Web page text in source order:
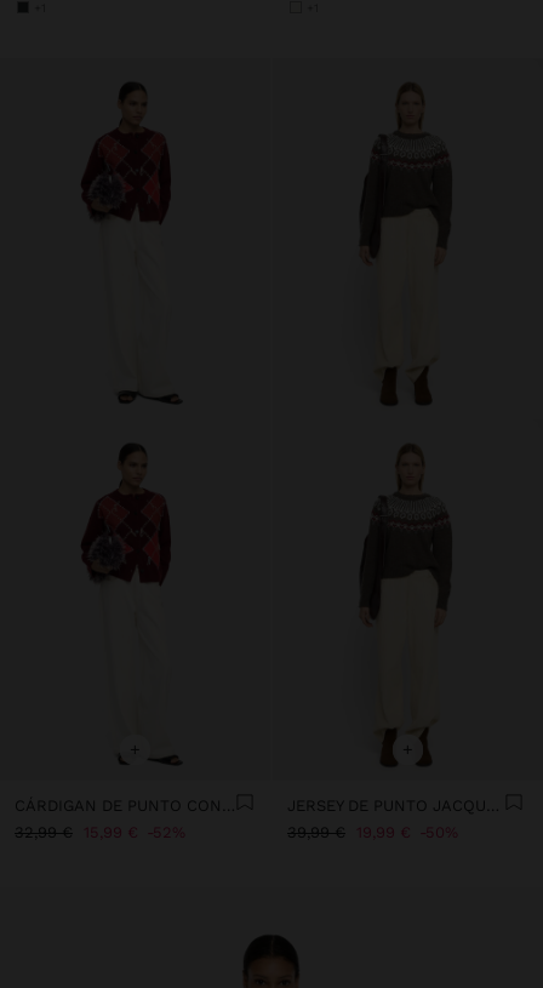
+
CÁRDIGAN DE PUNTO CON ROMBOS
32,99 €
15,99 € 52%
+
JERSEY DE PUNTO JACQUARD
39,99 €
19,99 € 50%